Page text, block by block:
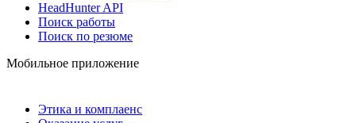
HeadHunter API
Поиск работы
Поиск по резюме
Мобильное приложение
Этика и комплаенс